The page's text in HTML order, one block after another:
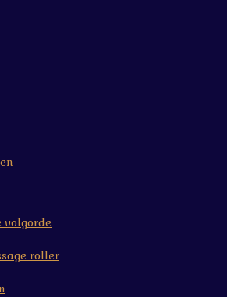
volgorde
roller